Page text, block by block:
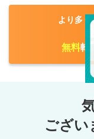
平均売上
より多
無料転
ござい